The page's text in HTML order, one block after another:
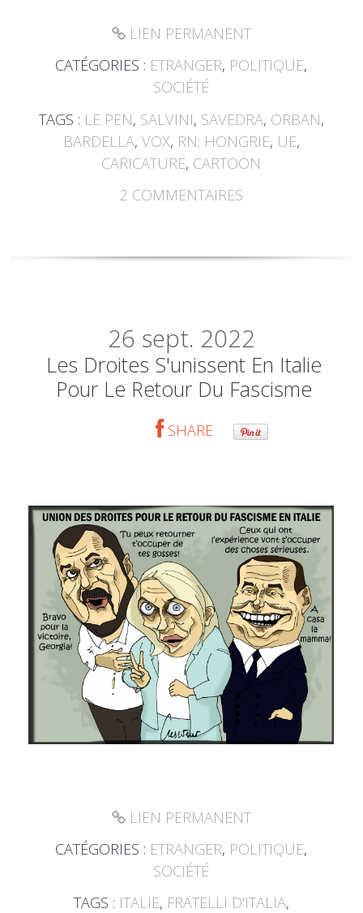
LIEN PERMANENT
CATÉGORIES : ETRANGER, POLITIQUE,
SOCIÉTÉ
TAGS : LE PEN, SALVINI, SAVEDRA, ORBAN,
BARDELLA, VOX, RN; HONGRIE, UE,
CARICATURE, CARTOON
2 COMMENTAIRES
26 sept. 2022
Les Droites S'unissent En Italie
Pour Le Retour Du Fascisme
SHARE
LIEN PERMANENT
CATÉGORIES : ETRANGER, POLITIQUE,
SOCIÉTÉ
TAGS : ITALIE, FRATELLI D'ITALIA,